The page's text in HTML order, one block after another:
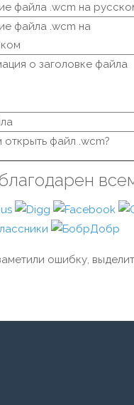
файла .wcm на
файла .wcm на
о заголовке файла
открыть файл .wcm?
ошибку,